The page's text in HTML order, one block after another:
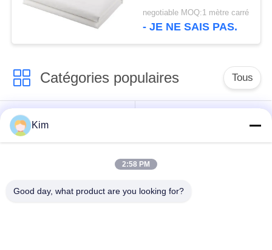
Tissu Filtrant Tissé
negotiable MOQ:1 mètre carré
- JE NE SAIS PAS.
Catégories populaires Tous
ceinture de grillage
de convoyeur
bande de conveyeur
Kim
2:58 PM
Good day, what product are you looking for?